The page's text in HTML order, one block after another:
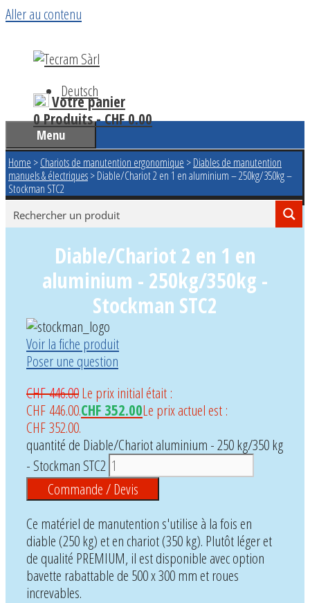
Aller au contenu
Deutsch
Votre panier
0 Produits -CHF0.00
Menu
Home >Chariots de manutention ergonomique >Diables de manutention
manuels & électriques>Diable/Chariot 2 en 1 en aluminium – 250kg/350kg –
Stockman STC2
Diable/Chariot 2 en 1 en
aluminium - 250kg/350kg -
Stockman STC2
Voir la fiche produit
Poser une question
CHF446.00Le prix initial était :
CHF 446.00.CHF 352.00Le prix actuel est :
CHF 352.00.
quantité de Diable/Chariot aluminium - 250 kg/350 kg
- Stockman STC2
Commande / Devis
Ce matériel de manutention s'utilise à la fois en
diable (250 kg) et en chariot (350 kg). Plutôt léger et
de qualité PREMIUM, il est disponible avec option
bavette rabattable de 500 x 300 mm et roues
increvables.